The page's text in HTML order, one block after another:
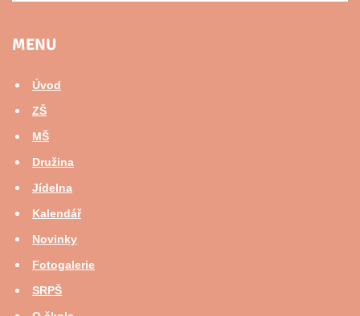
MENU
Úvod
ZŠ
MŠ
Družina
Jídelna
Kalendář
Novinky
Fotogalerie
SRPŠ